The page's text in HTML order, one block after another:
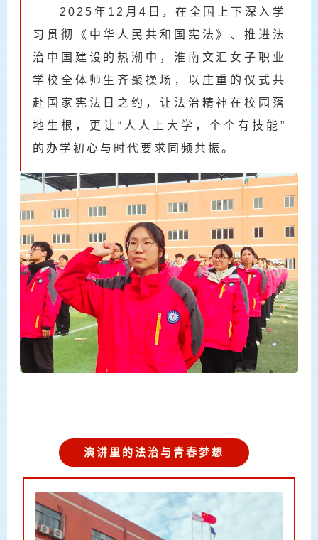
2025年12月4日，在全国上下深入学
习贯彻《中华人民共和国宪法》、推进法
治中国建设的热潮中，淮南文汇女子职业
学校全体师生齐聚操场，以庄重的仪式共
赴国家宪法日之约，让法治精神在校园落
地生根，更让“人人上大学，个个有技能”
的办学初心与时代要求同频共振。
演讲里的法治与青春梦想